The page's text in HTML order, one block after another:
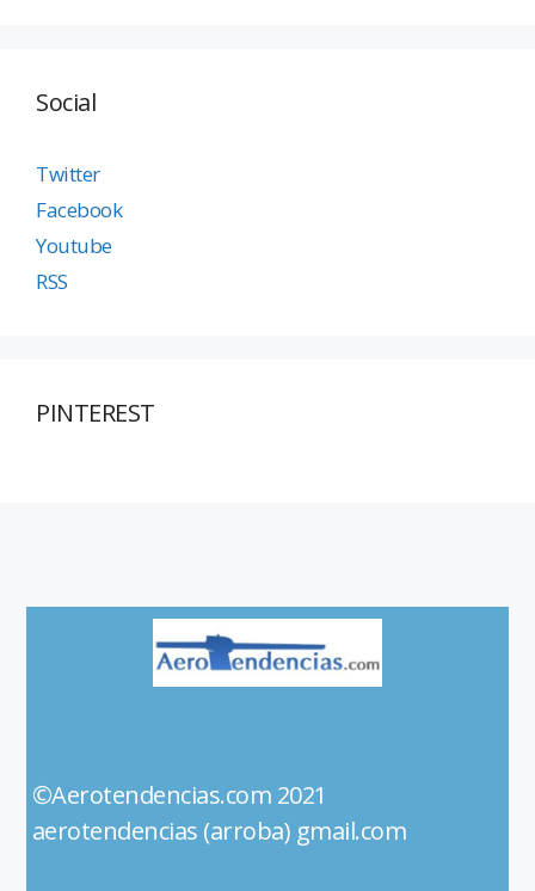
Social
Twitter
Facebook
Youtube
RSS
PINTEREST
©Aerotendencias.com 2021
aerotendencias (arroba) gmail.com